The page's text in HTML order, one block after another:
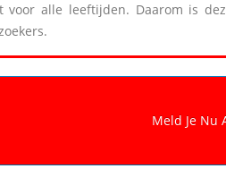
voor alle leeftijden. Daarom is